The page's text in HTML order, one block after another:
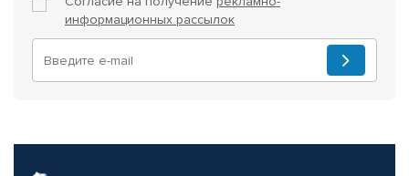
информационных рассылок